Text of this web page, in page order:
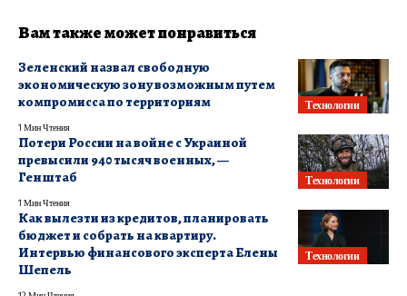
Вам также может понравиться
Технологии
Зеленский назвал свободную
экономическую зону возможным путем
компромисса по территориям
1 Мин Чтения
Технологии
Потери России на войне с Украиной
превысили 940 тысяч военных, —
Генштаб
1 Мин Чтения
Технологии
Как вылезти из кредитов, планировать
бюджет и собрать на квартиру.
Интервью финансового эксперта Елены
Шепель